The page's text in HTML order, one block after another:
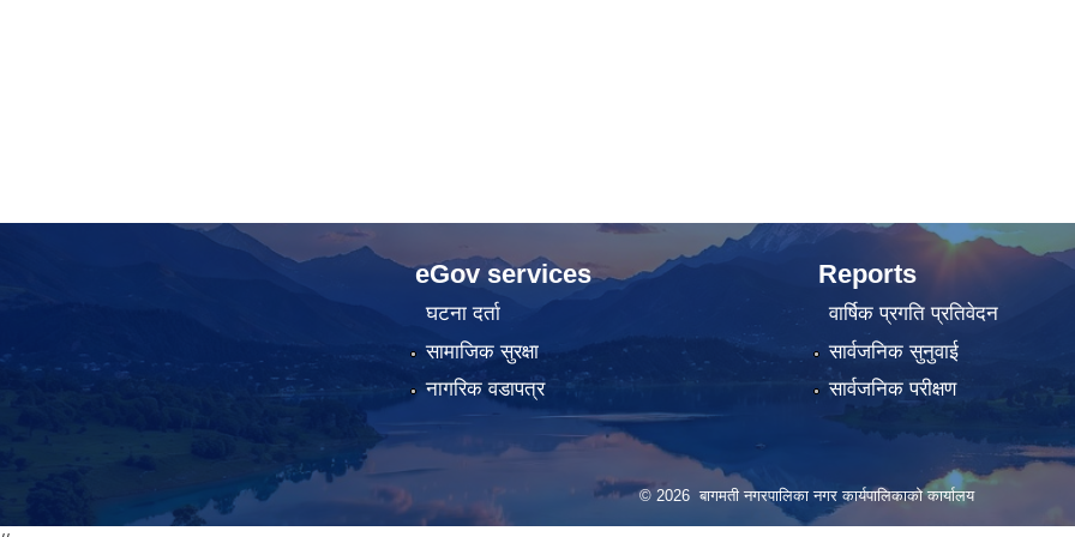
eGov services
घटना दर्ता
सामाजिक सुरक्षा
नागरिक वडापत्र
Reports
वार्षिक प्रगति प्रतिवेदन
सार्वजनिक सुनुवाई
सार्वजनिक परीक्षण
© 2026 बागमती नगरपालिका नगर कार्यपालिकाको कार्यालय